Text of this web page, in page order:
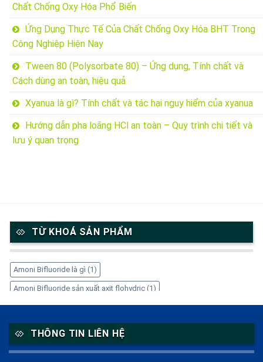
Chất Chống Oxy Hóa Phổ Biến
Ứng Dụng Thực Tế Của Chất Chống Oxy Hóa BHT Trong
Công Nghiệp Hiện Nay
Tween 80 (Polysorbate 80) – Ứng dụng, Tính chất và
Cách dùng an toàn, hiệu quả
Xyanua là gì? Tính chất và tác hại nguy hiểm của xyanua
Hướng dẫn pha loãng HCl an toàn – Quy trình chi tiết và
lưu ý quan trọng
TỪ KHOÁ SẢN PHẨM
Amoni Bifluoride là gì (1)
Amoni Bifluoride sản xuất axit flohydric (1)
Amoni Bifluoride trong công nghiệp(1)
Amoni Bifluoride tẩy gỉ thép(1) Amoni Bifluoride xử lý kim loại(1)
Amoni Bifluoride ăn mòn kính(1) Cetyl Stearyl Alcohol(1)
THÔNG TIN LIÊN HỆ